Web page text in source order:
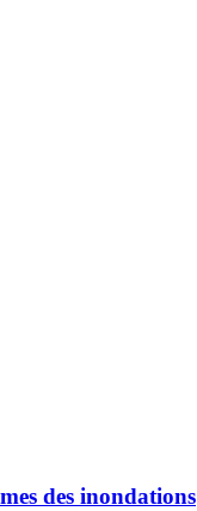
des inondations